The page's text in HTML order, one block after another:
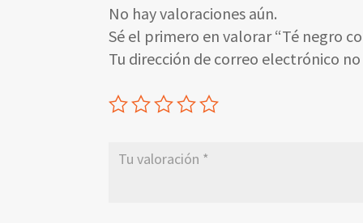
No hay valoraciones aún.
Sé el primero en valorar “Té negro
Tu dirección de correo electrónico